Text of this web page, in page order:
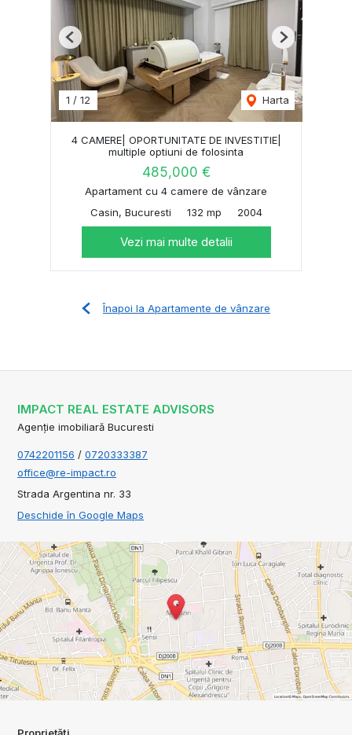
1 / 12 Harta
Previous Next
4 CAMERE| OPORTUNITATE DE INVESTITIE|
multiple optiuni de folosinta
485,000 €
Apartament cu 4 camere de vânzare
Casin, Bucuresti
132 mp 2004
Vezi mai multe detalii
Înapoi la Apartamente de vânzare
IMPACT REAL ESTATE ADVISORS
Agenție imobiliară Bucuresti
0742201156 / 0720333387
office@re-impact.ro
Strada Argentina nr. 33
Deschide în Google Maps
Proprietăți